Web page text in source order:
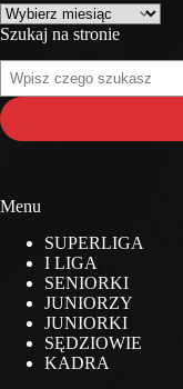
Archiwa
Szukaj na stronie
Szukaj
na
stronie
Menu
SUPERLIGA
I LIGA
SENIORKI
JUNIORZY
JUNIORKI
SĘDZIOWIE
KADRA